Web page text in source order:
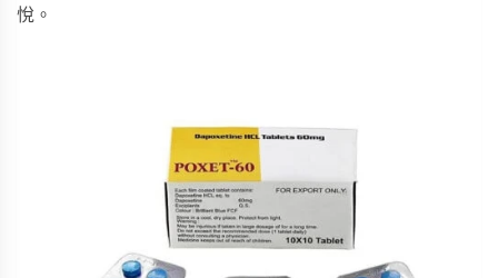
悅。